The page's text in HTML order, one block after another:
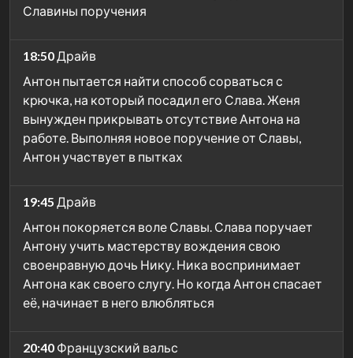
Славины поручения
18:50Драйв
Антон пытается найти способ сорваться с
крючка, на который посадил его Слава. Женя
вынужден прикрывать отсутствие Антона на
работе. Выполняя новое поручение от Славы,
Антон участвует в пытках
19:45 Драйв
Антон покоряется воле Славы. Слава поручает
Антону учить мастерству вождения свою
своенравную дочь Нику. Ника воспринимает
Антона как своего слугу. Но когда Антон спасает
её, начинает в него влюбляться
20:40 Французский вальс